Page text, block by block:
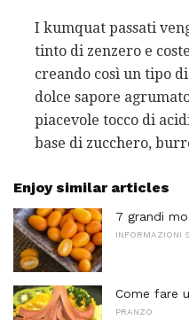
I kumquat passati
tinto di zenzero e
creando così un tipo
dolce sapore
piacevole tocco di
base di zucchero,
Enjoy similar articles
7 grandi
INFORMAZIONI
Come fare
PRANZO